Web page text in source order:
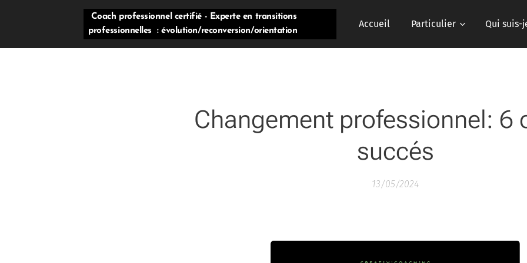
Coach professionnel certifié - Experte en transitions
professionnelles : évolution/reconversion/orientation
Accueil Particulier Qui suis-
Changement professionnel: 6
succés
13/05/2024